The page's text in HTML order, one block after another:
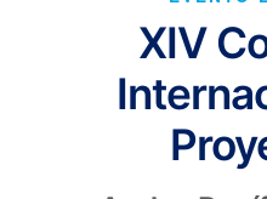
XIV